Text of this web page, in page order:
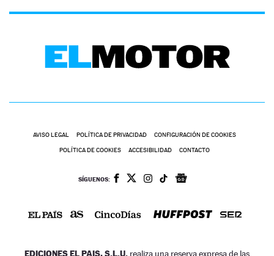
AVISO LEGAL POLÍTICA DE PRIVACIDAD CONFIGURACIÓN DE COOKIES
POLÍTICA DE COOKIES ACCESIBILIDAD CONTACTO
SÍGUENOS:
EDICIONES EL PAIS, S.L.U. realiza una reserva expresa de las